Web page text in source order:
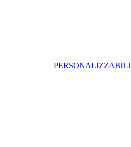
PERSONALIZZABILI